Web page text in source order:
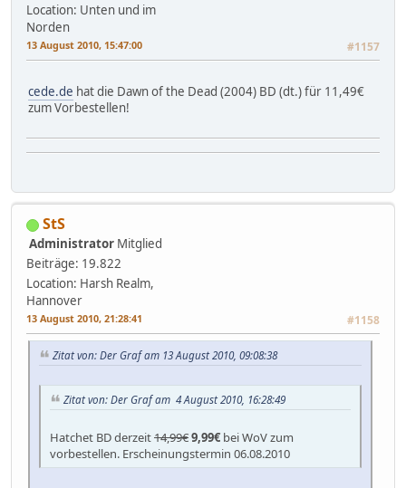
Location: Unten und im
Norden
13 August 2010, 15:47:00 #1157
cede.de hat die Dawn of the Dead (2004) BD (dt.) für 11,49€
zum Vorbestellen!
StS
Administrator Mitglied
Beiträge: 19.822
Location: Harsh Realm,
Hannover
13 August 2010, 21:28:41 #1158
Zitat von: Der Graf am 13 August 2010, 09:08:38
Zitat von: Der Graf am 4 August 2010, 16:28:49
Hatchet BD derzeit14,99€9,99€ bei WoV zum
vorbestellen. Erscheinungstermin 06.08.2010